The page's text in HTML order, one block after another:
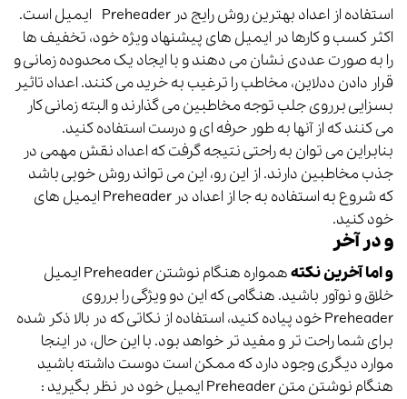
استفاده از اعداد بهترین روش رایج در Preheader‌ ایمیل است.
اکثر کسب و کارها در ایمیل های پیشنهاد ویژه خود، تخفیف ها
را به صورت عددی نشان می دهند و با ایجاد یک محدوده زمانی و
قرار دادن ددلاین، مخاطب را ترغیب به خرید می کنند. اعداد تاثیر
بسزایی برروی جلب توجه مخاطبین می گذارند و البته زمانی کار
می کنند که از آنها به طور حرفه ای و درست استفاده کنید.
بنابراین می توان به راحتی نتیجه گرفت که اعداد نقش مهمی در
جذب مخاطبین دارند. از این رو، این می تواند روش خوبی باشد
که شروع به استفاده به جا از اعداد در Preheader‌ ایمیل های
خود کنید.
و در آخر
و اما آخرین نکته
همواره هنگام نوشتن Preheader‌ ایمیل
خلاق و نوآور باشید. هنگامی که این دو ویژگی را برروی
Preheader‌ خود پیاده کنید، استفاده از نکاتی که در بالا ذکر شده
برای شما راحت تر و مفید تر خواهد بود. با این حال، در اینجا
موارد دیگری وجود دارد که ممکن است دوست داشته باشید
هنگام نوشتن متن Preheader‌ ایمیل خود در نظر بگیرید :